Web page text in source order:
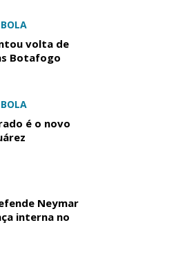
volta de
Botafogo
é o novo
Neymar
interna no